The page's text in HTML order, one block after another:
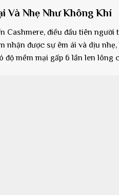
Và Nhẹ Như Không Khí
Cashmere, điều đầu tiên
nhận được sự êm ái và dịu
độ mềm mại gấp 6 lần len lông